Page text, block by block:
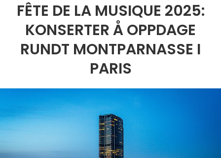
FÊTE DE LA MUSIQUE 2025:
KONSERTER Å OPPDAGE
RUNDT MONTPARNASSE I
PARIS